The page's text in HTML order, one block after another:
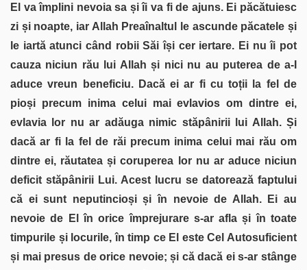
El va împlini nevoia sa și îi va fi de ajuns. Ei păcătuiesc
zi și noapte, iar Allah Preaînaltul le ascunde păcatele și
le iartă atunci când robii Săi își cer iertare. Ei nu îi pot
cauza niciun rău lui Allah și nici nu au puterea de a-I
aduce vreun beneficiu. Dacă ei ar fi cu toții la fel de
pioși precum inima celui mai evlavios om dintre ei,
evlavia lor nu ar adăuga nimic stăpânirii lui Allah. Și
dacă ar fi la fel de răi precum inima celui mai rău om
dintre ei, răutatea și coruperea lor nu ar aduce niciun
deficit stăpânirii Lui. Acest lucru se datorează faptului
că ei sunt neputincioși și în nevoie de Allah. Ei au
nevoie de El în orice împrejurare s-ar afla și în toate
timpurile și locurile, în timp ce El este Cel Autosuficient
și mai presus de orice nevoie; și că dacă ei s-ar stânge